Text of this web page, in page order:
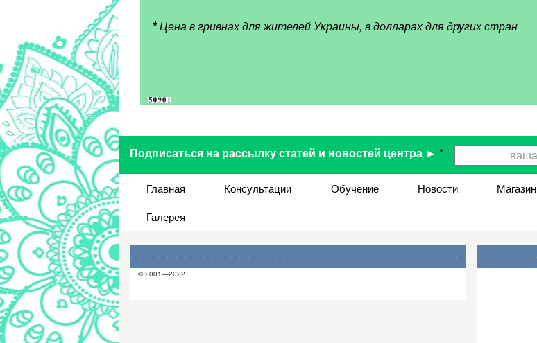
*Цена в гривнах для жителей Украины, в долларах для других стран
Подписаться на рассылку статей и новостей центра ► *
Главная Консультации Обучение Новости Магазин
Галерея
© 2001—2022